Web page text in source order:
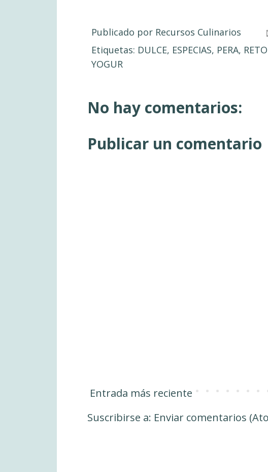
Publicado por Recursos Culinarios
Etiquetas: DULCE, ESPECIAS, PERA,
YOGUR
No hay comentarios:
Publicar un comentario
Entrada más reciente
Suscribirse a: Enviar comentarios